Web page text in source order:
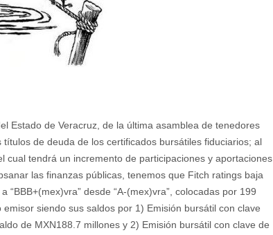
Estado de Veracruz, de la última asamblea de tenedores
de deuda de los certificados bursátiles fiduciarios; al
cual tendrá un incremento de participaciones y aportaciones
las finanzas públicas, tenemos que Fitch ratings baja
“BBB+(mex)vra” desde “A-(mex)vra”, colocadas por 199
siendo sus saldos por 1) Emisión bursátil con clave
de MXN188.7 millones y 2) Emisión bursátil con clave de